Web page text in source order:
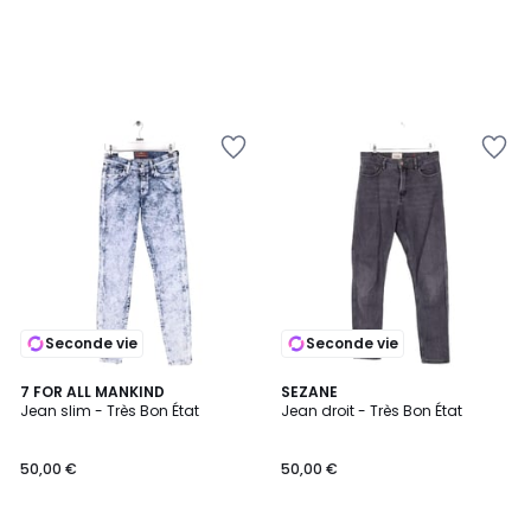
Seconde vie
7 FOR ALL MANKIND
Jean slim - Très Bon État
50,00 €
Seconde vie
SEZANE
Jean droit - Très Bon État
50,00 €